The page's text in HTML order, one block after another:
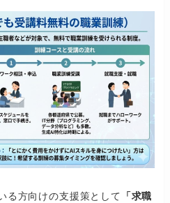
る方向けの支援策として
「求職